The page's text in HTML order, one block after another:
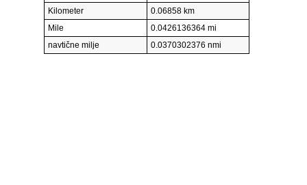
Kilometer
0.06858 km
Mile
0.0426136364 mi
navtične milje
0.0370302376 nmi